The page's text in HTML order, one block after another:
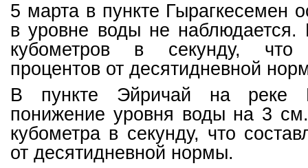
5 марта в пункте Гырагкесемен
в уровне воды не наблюдается.
кубометров в секунду, что
процентов от десятидневной
В пункте Эйричай на реке
понижение уровня воды на 3
кубометра в секунду, что
от десятидневной нормы.